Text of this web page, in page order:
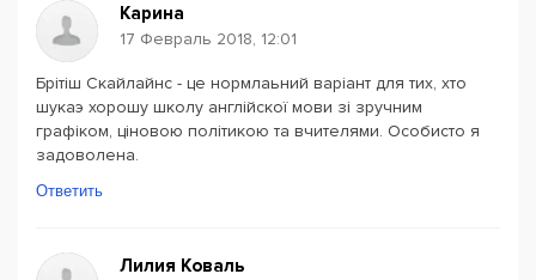
Карина
17 Февраль 2018, 12:01
Брітіш Скайлайнс - це нормлаьний варіант для тих, хто
шукаэ хорошу школу англійскої мови зі зручним
графіком, ціновою політикою та вчителями. Особисто я
задоволена.
Ответить
Лилия Коваль